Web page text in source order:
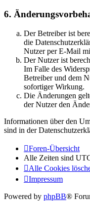
6.
Der Betreiber ist
die
Nutzer per E-Mail
Der Nutzer ist
Im Falle des
Betreiber und dem
sofortiger Wirkung.
Die Änderungen
der Nutzer den
Informationen über den
sind in der
Foren-Übersicht
Alle Zeiten sind
Alle Cookies
Impressum
Powered by phpBB®